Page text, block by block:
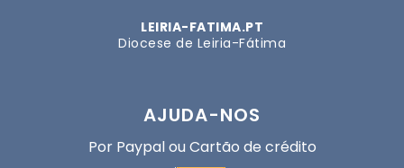
LEIRIA-FATIMA.PT
Diocese de Leiria-Fátima
AJUDA-NOS
Por Paypal ou Cartão de crédito